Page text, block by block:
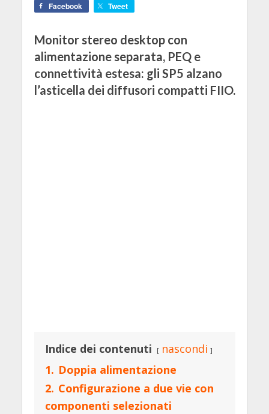
Facebook Tweet
Monitor stereo desktop con
alimentazione separata, PEQ e
connettività estesa: gli SP5 alzano
l’asticella dei diffusori compatti FIIO.
Indice dei contenuti
nascondi
1. Doppia alimentazione
2. Configurazione a due vie con
componenti selezionati